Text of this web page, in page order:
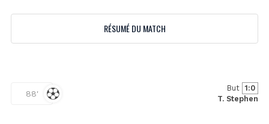
RÉSUMÉ DU MATCH
88'
But 1:0
T. Stephen